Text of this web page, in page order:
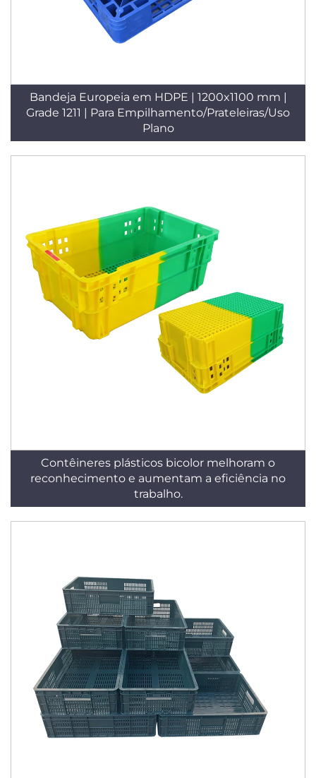
Bandeja Europeia em HDPE | 1200x1100 mm |
Grade 1211 | Para Empilhamento/Prateleiras/Uso
Plano
Contêineres plásticos bicolor melhoram o
reconhecimento e aumentam a eficiência no
trabalho.